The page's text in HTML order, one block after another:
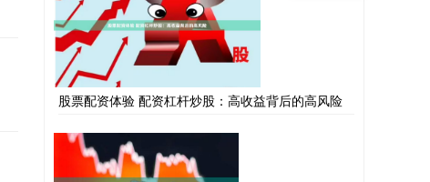
股票配资体验 配资杠杆炒股：高收益背后的高风险